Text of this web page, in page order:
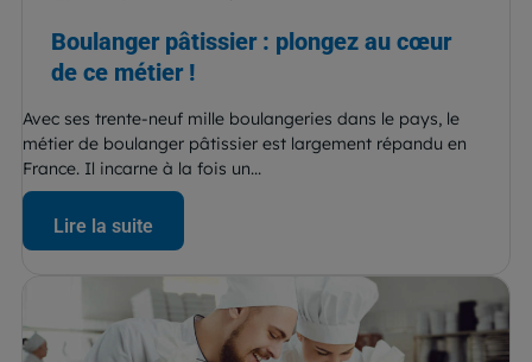
Boulanger pâtissier : plongez au cœur
de ce métier !
Avec ses trente-neuf mille boulangeries dans le pays, le
métier de boulanger pâtissier est largement répandu en
France. Il incarne à la fois un...
Lire la suite